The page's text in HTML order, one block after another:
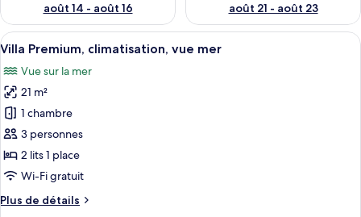
août 14 - août 16
août 21 - août 23
Afficher
toutes
les
photos
pour
ce
type
de
chambre :
Villa
Une chambre moderne avec un
4
Villa Premium, climatisation, vue mer
Vue sur la mer
21 m²
1 chambre
3 personnes
2 lits 1 place
Wi-Fi gratuit
Plus de détails
Plus